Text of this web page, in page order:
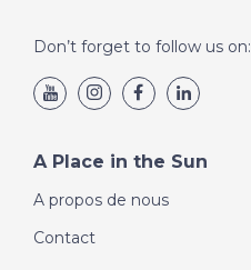
Don’t forget to follow us on:
A Place in the Sun
A propos de nous
Contact